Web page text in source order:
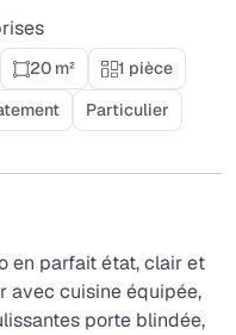
20 m²
1 pièce
Particulier
en parfait état, clair et
avec cuisine équipée,
porte blindée,